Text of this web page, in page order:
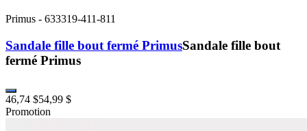
Primus - 633319-411-811
Sandale fille bout fermé PrimusSandale fille bout
fermé Primus
46,74 $54,99 $
Promotion